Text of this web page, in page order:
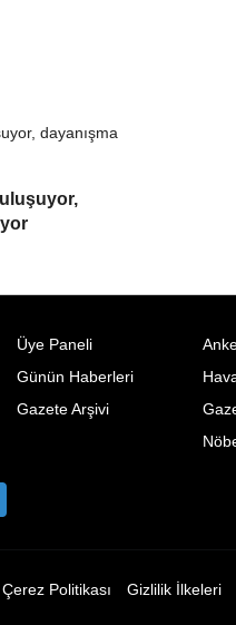
Üye Paneli
Günün Haberleri
Gazete Arşivi
Çerez Politikası Gizlilik İlkeleri